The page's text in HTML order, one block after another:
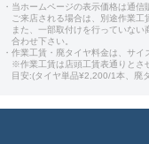
・当ホームページの表示価格は通信
ご来店される場合は、別途作業工
また、一部取付けを行っていな
合わせ下さい。
・作業工賃・廃タイヤ料金は、サイ
※作業工賃は店頭工賃表通りとさ
目安:(タイヤ単品¥2,200/1本、廃